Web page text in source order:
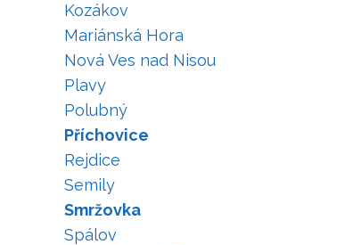
Kozákov
Mariánská Hora
Nová Ves nad Nisou
Plavy
Polubný
Příchovice
Rejdice
Semily
Smržovka
Spálov